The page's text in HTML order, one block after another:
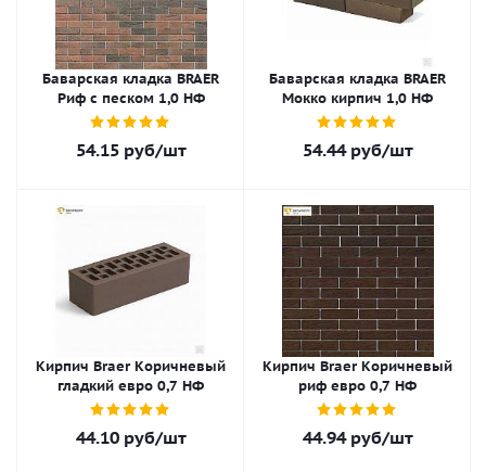
Баварская кладка BRAER
Риф с песком 1,0 НФ
54.15руб/шт
Баварская кладка BRAER
Мокко кирпич 1,0 НФ
54.44руб/шт
Кирпич Braer Коричневый
гладкий евро 0,7 НФ
44.10руб/шт
Кирпич Braer Коричневый
риф евро 0,7 НФ
44.94руб/шт